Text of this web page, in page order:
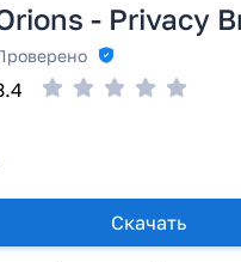
- Privacy
Скачать